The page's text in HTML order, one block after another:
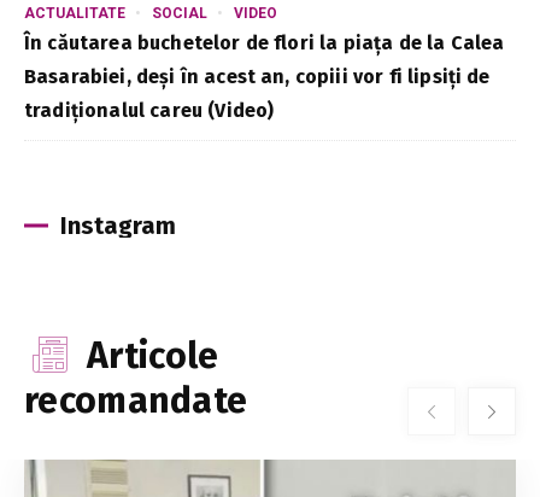
ACTUALITATE SOCIAL VIDEO
În căutarea buchetelor de flori la piața de la Calea
Basarabiei, deși în acest an, copiii vor fi lipsiți de
tradiționalul careu (Video)
Instagram
Articole
recomandate